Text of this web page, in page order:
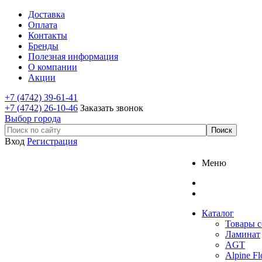
Доставка
Оплата
Контакты
Бренды
Полезная информация
О компании
Акции
+7 (4742) 39-61-41
+7 (4742) 26-10-46 Заказать звонок
Выбор города
Вход Регистрация
Меню
Каталог
Товары
Ламинат
AGT
Alpine